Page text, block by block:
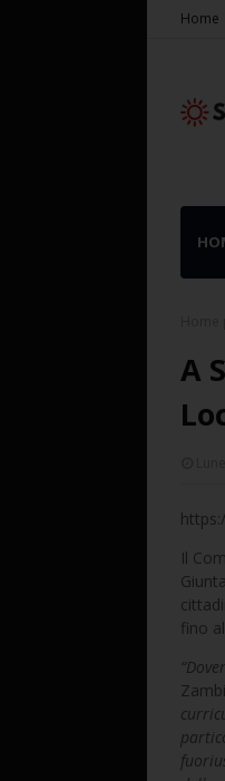
Home
A
Il
fino